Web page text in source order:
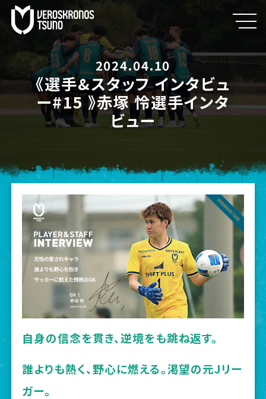
2024.04.10
《選手&スタッフ インタビュ
ー#15 》赤塚 怜選手インタ
ビュー
自身の信念を貫き、逆境をも跳ね返す。
誰よりも熱く、野心に燃える。渇望の元Jリー
ガー。